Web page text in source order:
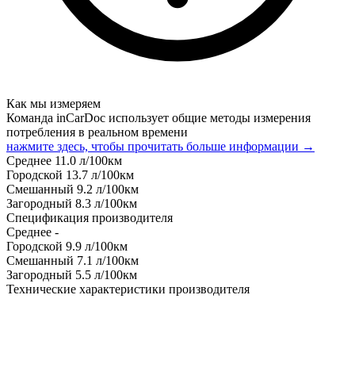
Как мы измеряем
Команда inCarDoc использует общие методы измерения
потребления в реальном времени
нажмите здесь, чтобы прочитать больше информации →
Среднее 11.0 л/100км
Городской 13.7 л/100км
Смешанный 9.2 л/100км
Загородный 8.3 л/100км
Спецификация производителя
Среднее -
Городской 9.9 л/100км
Смешанный 7.1 л/100км
Загородный 5.5 л/100км
Технические характеристики производителя